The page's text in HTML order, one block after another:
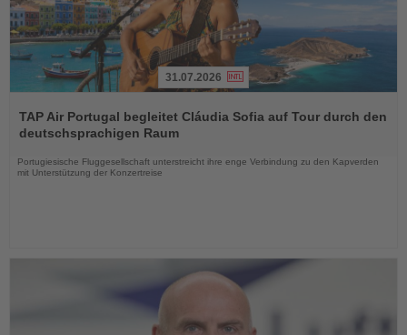
Sie
die
31.07.2026
TAP Air Portugal begleitet Cláudia Sofia auf Tour durch den
deutschsprachigen Raum
Portugiesische Fluggesellschaft unterstreicht ihre enge Verbindung zu den Kapverden
mit Unterstützung der Konzertreise